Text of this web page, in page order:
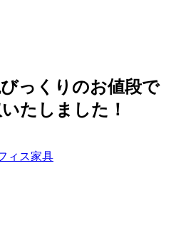
っくりのお値段で
たしました！
ィス家具